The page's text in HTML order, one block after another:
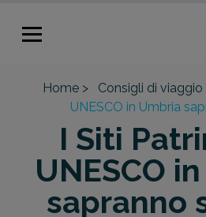
Home > Consigli di viaggio
UNESCO in Umbria
I Siti
UNESCO
sapranno